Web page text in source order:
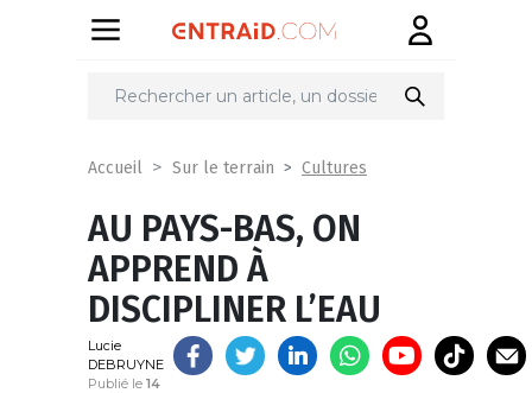
Partager
Accueil Sur le terrain Cultures
AU PAYS-BAS, ON
APPREND À
DISCIPLINER L’EAU
Lucie
DEBRUYNE
Publié le 14